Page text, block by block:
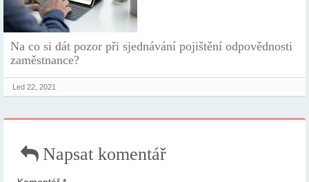
Na co si dát pozor při sjednávání pojištění odpovědnosti
zaměstnance?
Led 22, 2021
Napsat komentář